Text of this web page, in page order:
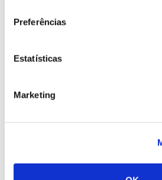
Preferências
Estatísticas
Marketing
Registar galhas de Trichi em